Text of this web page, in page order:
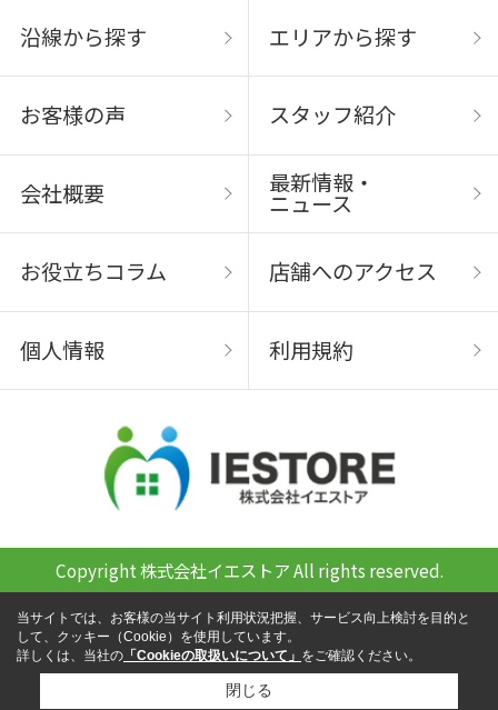
沿線から探す エリアから探す
お客様の声 スタッフ紹介
会社概要 最新情報・
ニュース
お役立ちコラム 店舗へのアクセス
個人情報 利用規約
Copyright 株式会社イエストア All rights reserved.
当サイトでは、お客様の当サイト利用状況把握、サービス向上検討を目的と
して、クッキー（Cookie）を使用しています。
詳しくは、当社の 「Cookieの取扱いについて」 をご確認ください。
閉じる